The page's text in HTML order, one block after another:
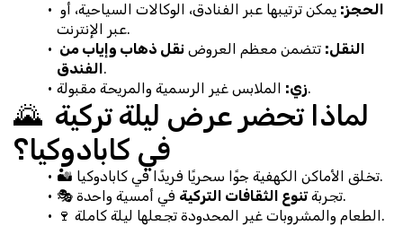
الحجز:
عبر الإنترنت.
النقل: تتضمن معظم العروض
الفندق .
زي: الملابس غير الرسمية والمريحة مقبولة.
🌄 لماذا تحضر عرض ليلة تركية
في كابادوكيا؟
🏜️ تخلق الأماكن الكهفية جوًا سحريًا فريدًا في كابادوكيا.
🎭 تجربة تنوع الثقافات التركية
في أمسية واحدة.
🍷 الطعام والمشروبات غير المحدودة تجعلها ليلة كاملة.